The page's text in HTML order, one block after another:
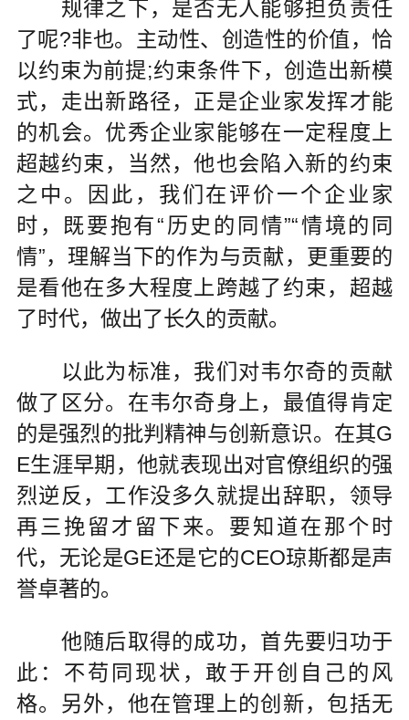
规律之下，是否无人能够担负责任
了呢?非也。主动性、创造性的价值，恰
以约束为前提;约束条件下，创造出新模
式，走出新路径，正是企业家发挥才能
的机会。优秀企业家能够在一定程度上
超越约束，当然，他也会陷入新的约束
之中。因此，我们在评价一个企业家
时，既要抱有“历史的同情”“情境的同
情”，理解当下的作为与贡献，更重要的
是看他在多大程度上跨越了约束，超越
了时代，做出了长久的贡献。
以此为标准，我们对韦尔奇的贡献
做了区分。在韦尔奇身上，最值得肯定
的是强烈的批判精神与创新意识。在其G
E生涯早期，他就表现出对官僚组织的强
烈逆反，工作没多久就提出辞职，领导
再三挽留才留下来。要知道在那个时
代，无论是GE还是它的CEO琼斯都是声
誉卓著的。
他随后取得的成功，首先要归功于
此：不苟同现状，敢于开创自己的风
格。另外，他在管理上的创新，包括无